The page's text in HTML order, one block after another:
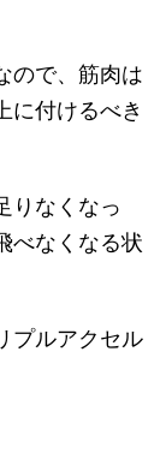
ので、筋肉は
に付けるべき
りなくなっ
べなくなる状
プルアクセル